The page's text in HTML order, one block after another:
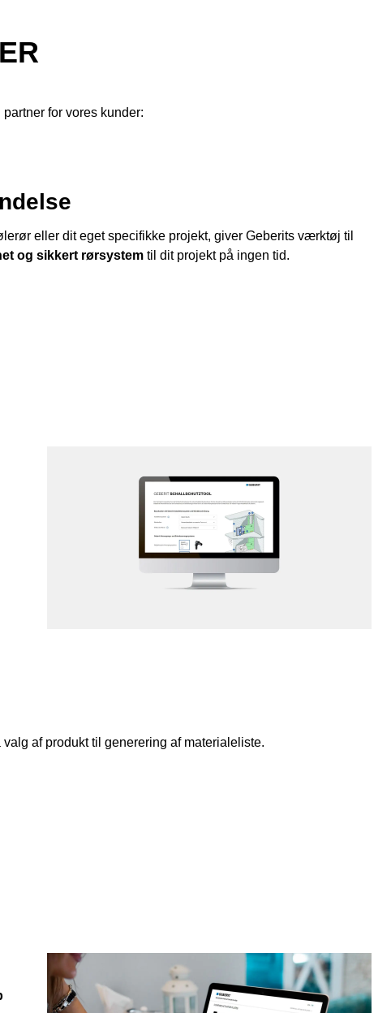
for vores kunder:
eller dit eget specifikke projekt, giver Geberits værktøj til
og sikkert rørsystem til dit projekt på ingen tid.
af produkt til generering af materialeliste.